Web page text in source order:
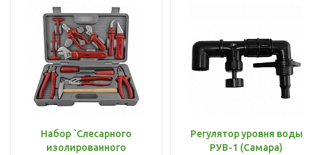
Набор `Слесарного
изолированного
Регулятор уровня воды
РУВ-1 (Самара)